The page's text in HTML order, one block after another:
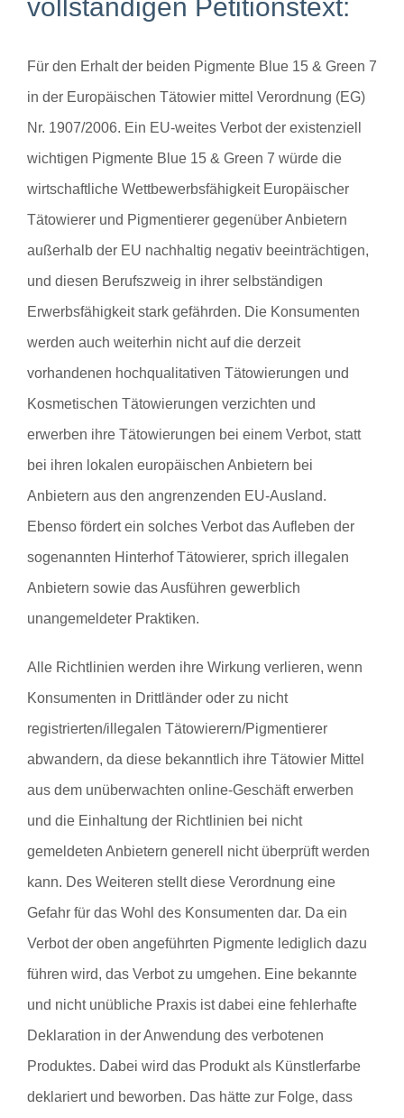
vollständigen Petitionstext:
Für den Erhalt der beiden Pigmente Blue 15 & Green 7
in der Europäischen Tätowier mittel Verordnung (EG)
Nr. 1907/2006. Ein EU-weites Verbot der existenziell
wichtigen Pigmente Blue 15 & Green 7 würde die
wirtschaftliche Wettbewerbsfähigkeit Europäischer
Tätowierer und Pigmentierer gegenüber Anbietern
außerhalb der EU nachhaltig negativ beeinträchtigen,
und diesen Berufszweig in ihrer selbständigen
Erwerbsfähigkeit stark gefährden. Die Konsumenten
werden auch weiterhin nicht auf die derzeit
vorhandenen hochqualitativen Tätowierungen und
Kosmetischen Tätowierungen verzichten und
erwerben ihre Tätowierungen bei einem Verbot, statt
bei ihren lokalen europäischen Anbietern bei
Anbietern aus den angrenzenden EU-Ausland.
Ebenso fördert ein solches Verbot das Aufleben der
sogenannten Hinterhof Tätowierer, sprich illegalen
Anbietern sowie das Ausführen gewerblich
unangemeldeter Praktiken.
Alle Richtlinien werden ihre Wirkung verlieren, wenn
Konsumenten in Drittländer oder zu nicht
registrierten/illegalen Tätowierern/Pigmentierer
abwandern, da diese bekanntlich ihre Tätowier Mittel
aus dem unüberwachten online-Geschäft erwerben
und die Einhaltung der Richtlinien bei nicht
gemeldeten Anbietern generell nicht überprüft werden
kann. Des Weiteren stellt diese Verordnung eine
Gefahr für das Wohl des Konsumenten dar. Da ein
Verbot der oben angeführten Pigmente lediglich dazu
führen wird, das Verbot zu umgehen. Eine bekannte
und nicht unübliche Praxis ist dabei eine fehlerhafte
Deklaration in der Anwendung des verbotenen
Produktes. Dabei wird das Produkt als Künstlerfarbe
deklariert und beworben. Das hätte zur Folge, dass